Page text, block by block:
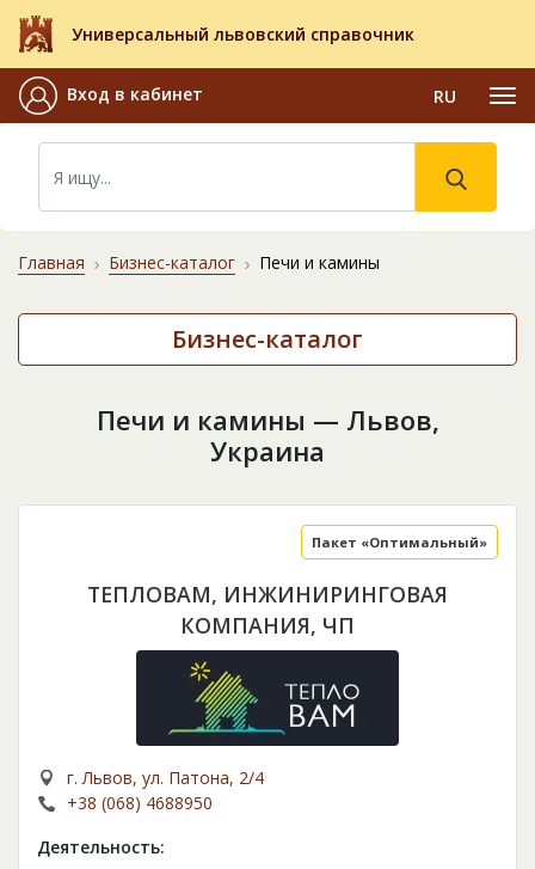
Универсальный львовский справочник
Вход в кабинет RU
Главная Бизнес-каталог Печи и камины
Бизнес-каталог
Печи и камины — Львов,
Украина
ТЕПЛОВАМ, ИНЖИНИРИНГОВАЯ
КОМПАНИЯ, ЧП
Пакет «Оптимальный»
г. Львов, ул. Патона, 2/4
+38 (068) 4688950
Деятельность: